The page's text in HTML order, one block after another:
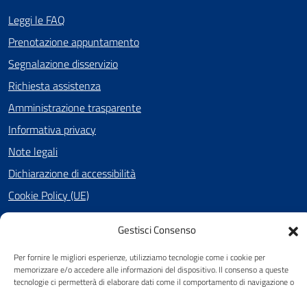
Gestisci Consenso
Per fornire le migliori esperienze, utilizziamo tecnologie come i cookie per
memorizzare e/o accedere alle informazioni del dispositivo. Il consenso a queste
tecnologie ci permetterà di elaborare dati come il comportamento di navigazione o
Leggi le FAQ
Prenotazione appuntamento
Segnalazione disservizio
Richiesta assistenza
Amministrazione trasparente
Informativa privacy
Note legali
Dichiarazione di accessibilità
Cookie Policy (UE)
Facebook